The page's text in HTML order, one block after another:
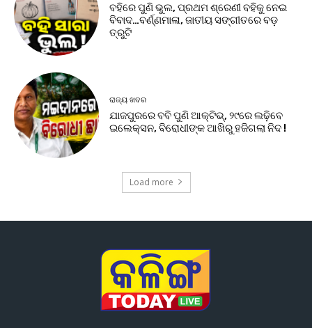
ବହିରେ ପୁଣି ଭୁଲ, ପ୍ରଥମ ଶ୍ରେଣୀ ବହିକୁ ନେଇ
ବିବାଦ…ବର୍ଣ୍ଣମାଳା, ଜାତୀୟ ସଙ୍ଗୀତରେ ବଡ଼
ତ୍ରୁଟି
ରାଜ୍ୟ ଖବର
ଯାଜପୁରରେ ବବି ପୁଣି ଆକ୍ଟିଭ୍, ୨୯ରେ ଲଢ଼ିବେ
ଇଲେକ୍ସନ, ବିରୋଧୀଙ୍କ ଆଖିରୁ ହଜିଗଲା ନିଦ !
Load more